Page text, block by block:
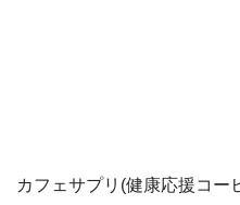
カフェサプリ(健康応援コー